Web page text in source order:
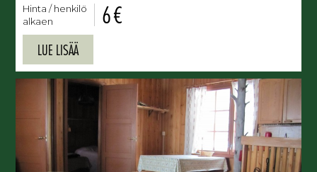
Hinta / henkilö
alkaen
6 €
LUE LISÄÄ